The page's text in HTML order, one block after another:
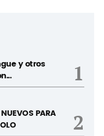
y otros
1
PARA
2